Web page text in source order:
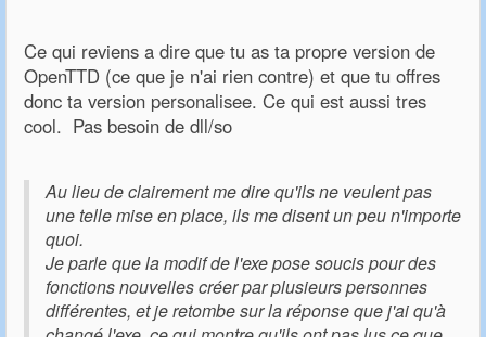
Ce qui reviens a dire que tu as ta propre version de
OpenTTD (ce que je n'ai rien contre) et que tu offres
donc ta version personalisee. Ce qui est aussi tres
cool. Pas besoin de dll/so
Au lieu de clairement me dire qu'ils ne veulent pas
une telle mise en place, ils me disent un peu n'importe
quoi.
Je parle que la modif de l'exe pose soucis pour des
fonctions nouvelles créer par plusieurs personnes
différentes, et je retombe sur la réponse que j'ai qu'à